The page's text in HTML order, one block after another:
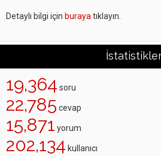
Detaylı bilgi için buraya tıklayın.
19,364 soru
22,785 cevap
15,871 yorum
202,134 kullanıcı